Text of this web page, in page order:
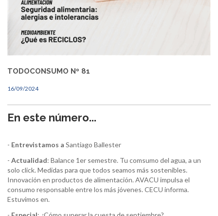
TODOCONSUMO Nº 81
16/09/2024
En este número...
- Entrevistamos a Santiago Ballester
- Actualidad: Balance 1er semestre. Tu comsumo del agua, a un
solo click. Medidas para que todos seamos más sostenibles.
Innovación en productos de alimentación. AVACU impulsa el
consumo responsable entre los más jóvenes. CECU informa.
Estuvimos en.